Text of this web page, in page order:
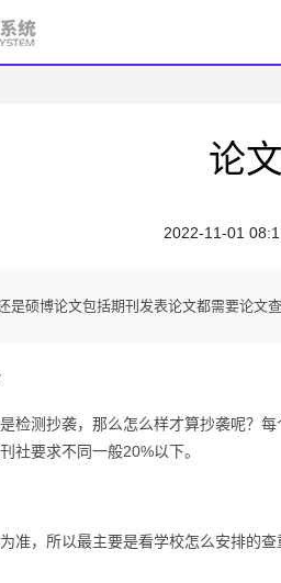
论
2022-11-01
是硕博论文包括期刊发表论文都需要论文
测抄袭，那么怎么样才算抄袭呢？每
社要求不同一般20%以下。
，所以最主要是看学校怎么安排的查